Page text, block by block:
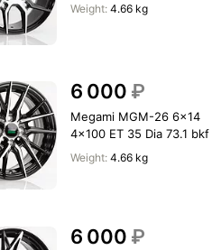
Weight: 4.66 kg
6 000 ₽
Megami MGM-26 6x14
4x100 ET 35 Dia 73.1 bkf
Weight: 4.66 kg
6 000 ₽